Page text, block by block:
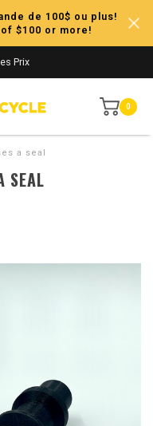
de 100$ ou plus!
$100 or more!
Prix
0
a seal
SEAL